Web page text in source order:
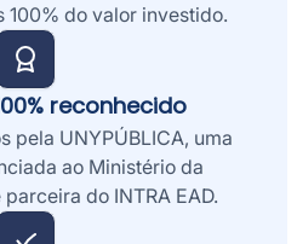
do valor investido.
reconhecido
pela UNYPÚBLICA, uma
ao Ministério da
do INTRA EAD.